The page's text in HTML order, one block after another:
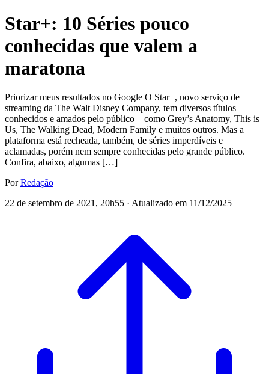
Star+: 10 Séries pouco
conhecidas que valem a
maratona
Priorizar meus resultados no Google O Star+, novo serviço de
streaming da The Walt Disney Company, tem diversos títulos
conhecidos e amados pelo público – como Grey’s Anatomy, This is
Us, The Walking Dead, Modern Family e muitos outros. Mas a
plataforma está recheada, também, de séries imperdíveis e
aclamadas, porém nem sempre conhecidas pelo grande público.
Confira, abaixo, algumas […]
PorRedação
22 de setembro de 2021, 20h55 · Atualizado em 11/12/2025